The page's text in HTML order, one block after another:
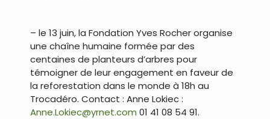
– le 13 juin, la Fondation Yves Rocher organise
une chaîne humaine formée par des
centaines de planteurs d’arbres pour
témoigner de leur engagement en faveur de
la reforestation dans le monde à 18h au
Trocadéro. Contact : Anne Lokiec :
Anne.Lokiec@yrnet.com 01 41 08 54 91.